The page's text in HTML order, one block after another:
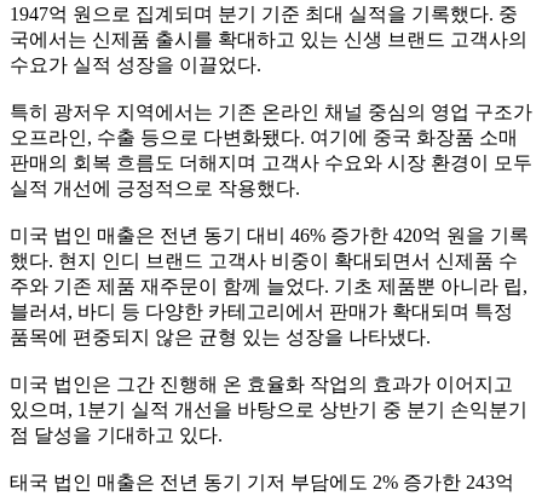
1947억 원으로 집계되며 분기 기준 최대 실적을 기록했다. 중
국에서는 신제품 출시를 확대하고 있는 신생 브랜드 고객사의
수요가 실적 성장을 이끌었다.
특히 광저우 지역에서는 기존 온라인 채널 중심의 영업 구조가
오프라인, 수출 등으로 다변화됐다. 여기에 중국 화장품 소매
판매의 회복 흐름도 더해지며 고객사 수요와 시장 환경이 모두
실적 개선에 긍정적으로 작용했다.
미국 법인 매출은 전년 동기 대비 46% 증가한 420억 원을 기록
했다. 현지 인디 브랜드 고객사 비중이 확대되면서 신제품 수
주와 기존 제품 재주문이 함께 늘었다. 기초 제품뿐 아니라 립,
블러셔, 바디 등 다양한 카테고리에서 판매가 확대되며 특정
품목에 편중되지 않은 균형 있는 성장을 나타냈다.
미국 법인은 그간 진행해 온 효율화 작업의 효과가 이어지고
있으며, 1분기 실적 개선을 바탕으로 상반기 중 분기 손익분기
점 달성을 기대하고 있다.
태국 법인 매출은 전년 동기 기저 부담에도 2% 증가한 243억